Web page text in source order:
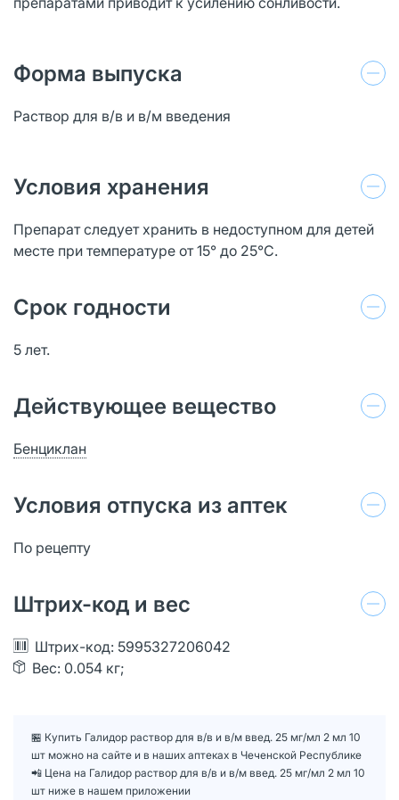
Форма выпуска
Раствор для в/в и в/м введения
Условия хранения
Препарат следует хранить в недоступном для детей
месте при температуре от 15° до 25°C.
Срок годности
5 лет.
Действующее вещество
Бенциклан
Условия отпуска из аптек
По рецепту
Штрих-код и вес
Штрих-код: 5995327206042
Вес: 0.054 кг;
🏪 Купить Галидор раствор для в/в и в/м введ. 25 мг/мл 2 мл 10
шт можно на сайте и в наших аптеках в Чеченской Республике
📲 Цена на Галидор раствор для в/в и в/м введ. 25 мг/мл 2 мл 10
шт ниже в нашем приложении